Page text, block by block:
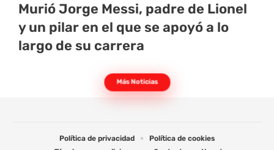
Murió Jorge Messi, padre de Lionel
y un pilar en el que se apoyó a lo
largo de su carrera
Más Noticias
Política de privacidad
Política de cookies